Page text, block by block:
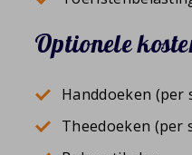
Optionele
Handdoeken (per
Theedoeken (per